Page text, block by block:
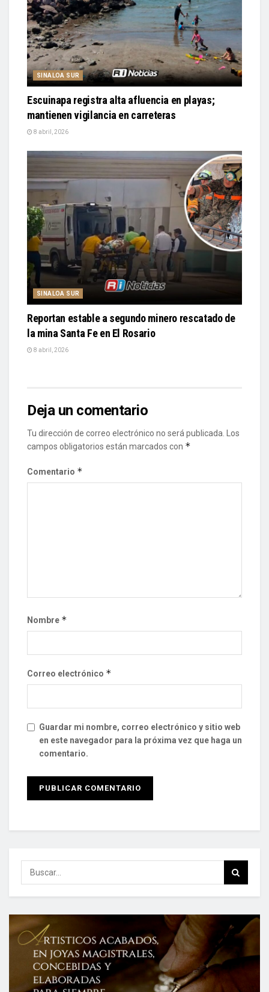
SINALOA SUR
Escuinapa registra alta afluencia en playas;
mantienen vigilancia en carreteras
8 abril, 2026
SINALOA SUR
Reportan estable a segundo minero rescatado de
la mina Santa Fe en El Rosario
8 abril, 2026
Deja un comentario
Tu dirección de correo electrónico no será publicada.
Los
campos obligatorios están marcados con *
Comentario *
Nombre *
Correo electrónico *
Guardar mi nombre, correo electrónico y sitio web
en este navegador para la próxima vez que haga un
comentario.